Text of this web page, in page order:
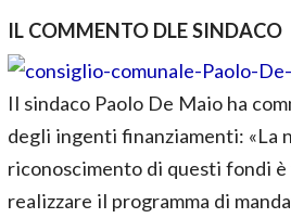
IL COMMENTO DLE SINDACO
Il sindaco Paolo De Maio ha
degli ingenti finanziamenti: «La
riconoscimento di questi fondi
realizzare il programma di